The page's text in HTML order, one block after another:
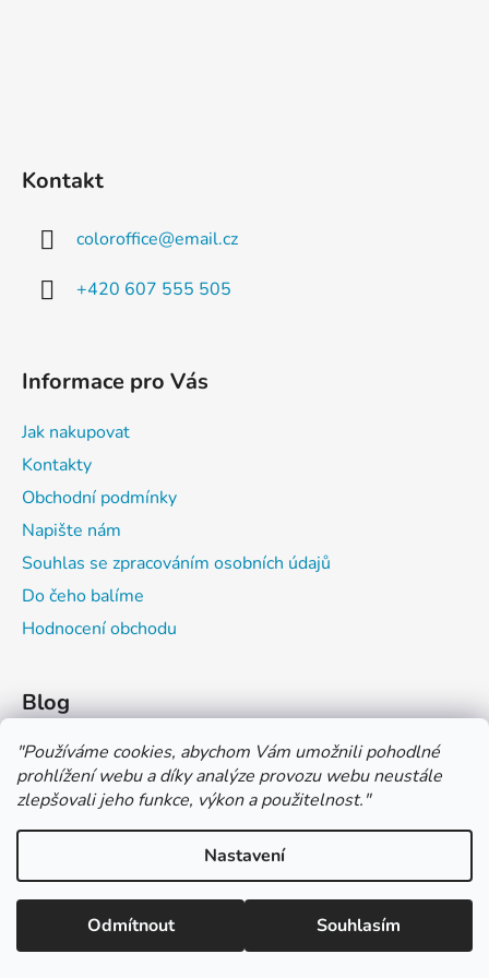
"Používáme cookies, abychom Vám umožnili pohodlné
prohlížení webu a díky analýze provozu webu neustále
zlepšovali jeho funkce, výkon a použitelnost."
Nastavení
Odmítnout Souhlasím
*** TUČNĚ ZVÝRAZNĚNÁ CENA U PRODUKTU JE CENA BEZ DPH
*** Vážení zákazníci, pokud při objednávce zvolíte platbu "PLATBA
NA FAKTURU (PLATBA PŘEDEM)" NEPLAŤTE prosím za zboží
ihned po ukončení objednávky. PLATEBNÍ ÚDAJE VÁM BUDOU
Kontakt
coloroffice@email.cz
+420 607 555 505
Informace pro Vás
Jak nakupovat
Kontakty
Obchodní podmínky
Napište nám
Souhlas se zpracováním osobních údajů
Do čeho balíme
Hodnocení obchodu
Blog
Čím můžeš psát do sešitu?
Jak na číslování sešitů
Značení tvrdosti grafitových tužek
Vytvořil Shoptet
Copyright 2026COLOR OFFICE s.r.o.. Všechna práva
vyhrazena.Upravit nastavení cookies